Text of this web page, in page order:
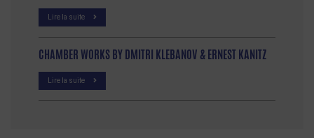
Lire la suite
CHAMBER WORKS BY DMITRI KLEBANOV & ERNEST KANITZ
Lire la suite